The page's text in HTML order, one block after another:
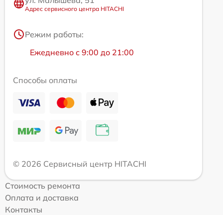
Адрес сервисного центра HITACHI
Режим работы:
Ежедневно с 9:00 до 21:00
Способы оплаты
© 2026 Сервисный центр HITACHI
Стоимость ремонта
Оплата и доставка
Контакты